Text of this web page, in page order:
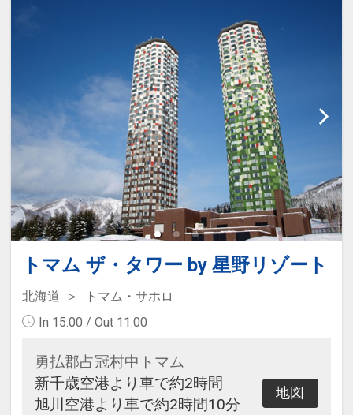
トマム ザ・タワー by 星野リゾート
北海道
トマム・サホロ
In 15:00 / Out 11:00
勇払郡占冠村中トマム
新千歳空港より車で約2時間
旭川空港より車で約2時間10分
地図